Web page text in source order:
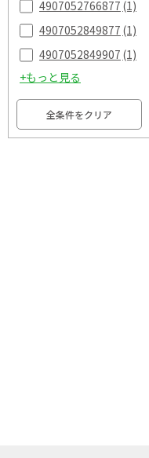
4907052766877 (1)
4907052849877 (1)
4907052849907 (1)
+もっと見る
全条件をクリア